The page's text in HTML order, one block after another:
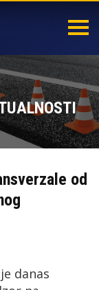
od
danas